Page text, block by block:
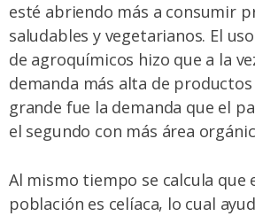
esté abriendo más a consumir
saludables y vegetarianos. El
de agroquímicos hizo que a la
demanda más alta de
grande fue la demanda que el
el segundo con más área
Al mismo tiempo se calcula que
población es celíaca, lo cual